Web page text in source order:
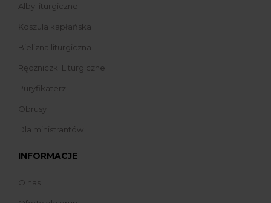
Alby liturgiczne
Koszula kapłańska
Bielizna liturgiczna
Ręczniczki Liturgiczne
Puryfikaterz
Obrusy
Dla ministrantów
INFORMACJE
O nas